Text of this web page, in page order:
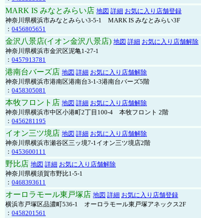
MARK IS みなとみらい店 地図 詳細 お気に入り店舗登録
神奈川県横浜市みなとみらい3-5-1 MARK IS みなとみらい3F
： 0456805651
金沢八景店(イオン金沢八景店) 地図 詳細 お気に入り店舗解除
神奈川県横浜市金沢区泥亀1-27-1
： 0457913781
港南台バーズ店 地図 詳細 お気に入り店舗解除
神奈川県横浜市港南区港南台3-1-3港南台バーズ5階
： 0458305081
本牧フロント店 地図 詳細 お気に入り店舗解除
神奈川県横浜市中区小港町2丁目100-4 本牧フロント 2階
： 0456281195
イオン三ツ境店 地図 詳細 お気に入り店舗解除
神奈川県横浜市瀬谷区三ッ境7-1イオン三ツ境店2階
： 0453600111
野比店 地図 詳細 お気に入り店舗解除
神奈川県横須賀市野比1-5-1
： 0468393611
オーロラモール東戸塚店 地図 詳細 お気に入り店舗登録
横浜市戸塚区品濃町536-1 オーロラモール東戸塚アネックス2F
： 0458201561